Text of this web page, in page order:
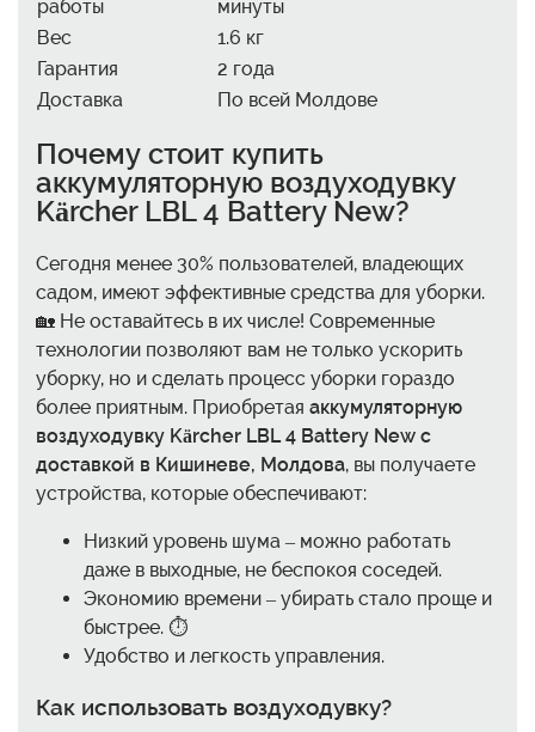
работы
минуты
Вес
1.6 кг
Гарантия
2 года
Доставка
По всей Молдове
Почему стоит купить
аккумуляторную воздуходувку
Kärcher LBL 4 Battery New?
Сегодня менее 30% пользователей, владеющих
садом, имеют эффективные средства для уборки.
🏡 Не оставайтесь в их числе! Современные
технологии позволяют вам не только ускорить
уборку, но и сделать процесс уборки гораздо
более приятным. Приобретая аккумуляторную
воздуходувку Kärcher LBL 4 Battery New с
доставкой в Кишиневе, Молдова, вы получаете
устройства, которые обеспечивают:
Низкий уровень шума – можно работать
даже в выходные, не беспокоя соседей.
Экономию времени – убирать стало проще и
быстрее. ⏱️
Удобство и легкость управления.
Как использовать воздуходувку?